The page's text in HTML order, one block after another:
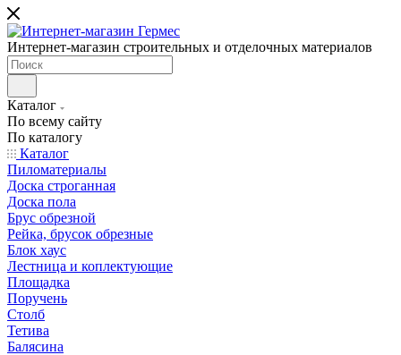
Интернет-магазин строительных и отделочных материалов
Каталог
По всему сайту
По каталогу
Каталог
Пиломатериалы
Доска строганная
Доска пола
Брус обрезной
Рейка, брусок обрезные
Блок хаус
Лестница и коплектующие
Площадка
Поручень
Столб
Тетива
Балясина